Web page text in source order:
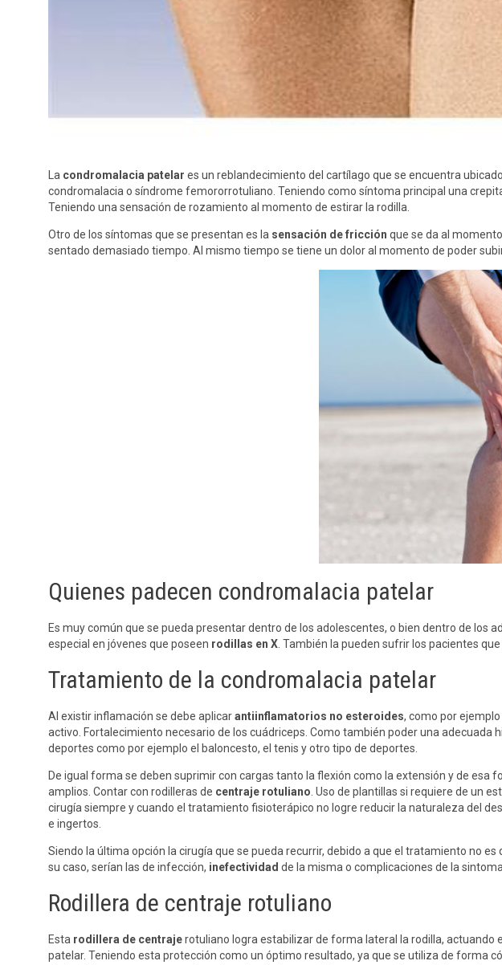
La condromalacia patelar es un reblandecimiento del cartílago que se encuentra
condromalacia o síndrome femororrotuliano. Teniendo como síntoma principal una
Teniendo una sensación de rozamiento al momento de estirar la rodilla.
Otro de los síntomas que se presentan es la sensación de fricción que se da al
sentado demasiado tiempo. Al mismo tiempo se tiene un dolor al momento de poder
Quienes padecen condromalacia patelar
Es muy común que se pueda presentar dentro de los adolescentes, o bien dentro de
especial en jóvenes que poseen rodillas en X . También la pueden sufrir los pacientes
Tratamiento de la condromalacia patelar
Al existir inflamación se debe aplicarantiinflamatorios no esteroides, como por
activo. Fortalecimiento necesario de los cuádriceps. Como también poder una
deportes como por ejemplo el baloncesto, el tenis y otro tipo de deportes.
De igual forma se deben suprimir con cargas tanto la flexión como la extensión y de
amplios. Contar con rodilleras de centraje rotuliano . Uso de plantillas si requiere de un
cirugía siempre y cuando el tratamiento fisioterápico no logre reducir la naturaleza del
e ingertos.
Siendo la última opción la cirugía que se pueda recurrir, debido a que el tratamiento no
su caso, serían las de infección, inefectividad de la misma o complicaciones de la
Rodillera de centraje rotuliano
Esta rodillera de centrajerotuliano logra estabilizar de forma lateral la rodilla, actuando
patelar. Teniendo esta protección como un óptimo resultado, ya que se utiliza de forma